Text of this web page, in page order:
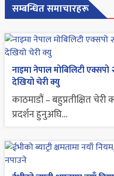
सम्बन्धित समाचारहरू
नाइमा नेपाल मोबिलिटी
देखियो चेरी क्यु
काठमाडौं – बहुप्रतीक्षित
प्रदर्शन हुनुअघि...